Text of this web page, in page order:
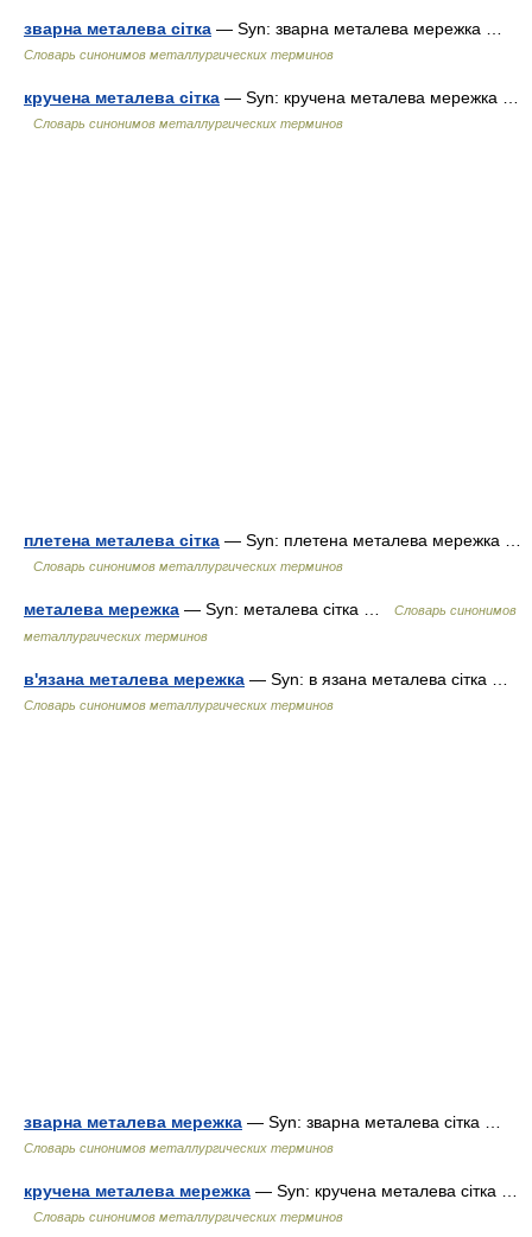
зварна металева сітка — Syn: зварна металева мережка …
Словарь синонимов металлургических терминов
кручена металева сітка — Syn: кручена металева мережка …
Словарь синонимов металлургических терминов
плетена металева сітка — Syn: плетена металева мережка …
Словарь синонимов металлургических терминов
металева мережка — Syn: металева сітка …
Словарь синонимов
металлургических терминов
в'язана металева мережка — Syn: в язана металева сітка …
Словарь синонимов металлургических терминов
зварна металева мережка — Syn: зварна металева сітка …
Словарь синонимов металлургических терминов
кручена металева мережка — Syn: кручена металева сітка …
Словарь синонимов металлургических терминов